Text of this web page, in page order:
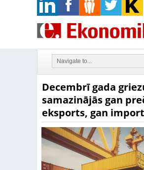
Decembrī gada
samazinājās gan
eksports, gan